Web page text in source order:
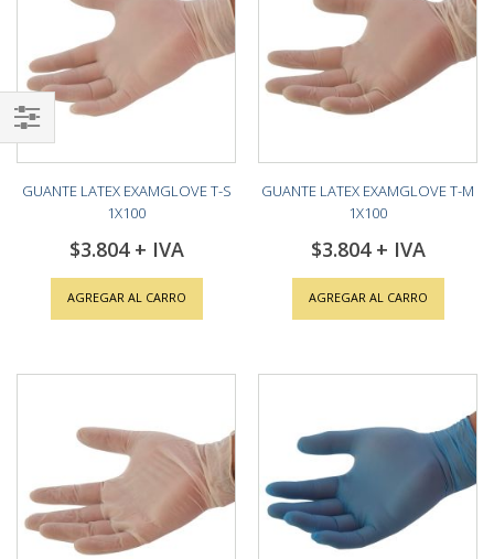
GUANTE LATEX EXAMGLOVE T-S
1X100
$3.804
AGREGAR AL CARRO
GUANTE LATEX EXAMGLOVE T-M
1X100
$3.804
AGREGAR AL CARRO
Shop